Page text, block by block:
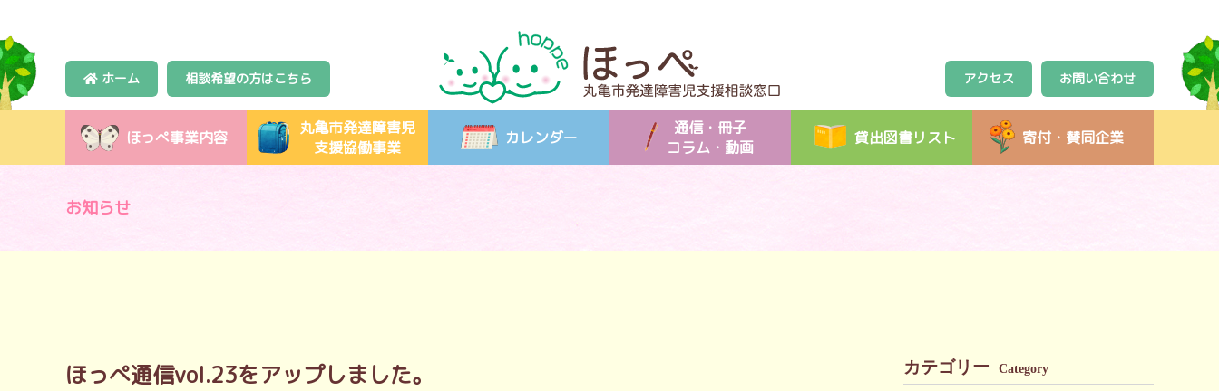
アクセス お問い合わせ
ホーム 相談希望の方はこちら
ほっぺ事業内容
丸亀市発達障害児
支援協働事業
カレンダー
通信・冊子
コラム・動画
貸出図書リスト 寄付・賛同企業
お知らせ
ほっぺ通信vol.23をアップしました。 カテゴリー Category